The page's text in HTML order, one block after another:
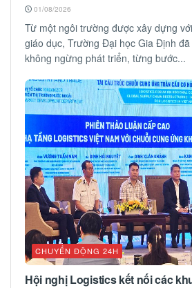
01/08/2026
Từ một ngôi trường được xây dựng
giáo dục, Trường Đại học Gia Định
không ngừng phát triển, từng bước...
CHUYỂN ĐỘNG 24H
Hội nghị Logistics kết nối các